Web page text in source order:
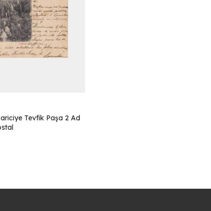
Tevfik Paşa 2 Ad